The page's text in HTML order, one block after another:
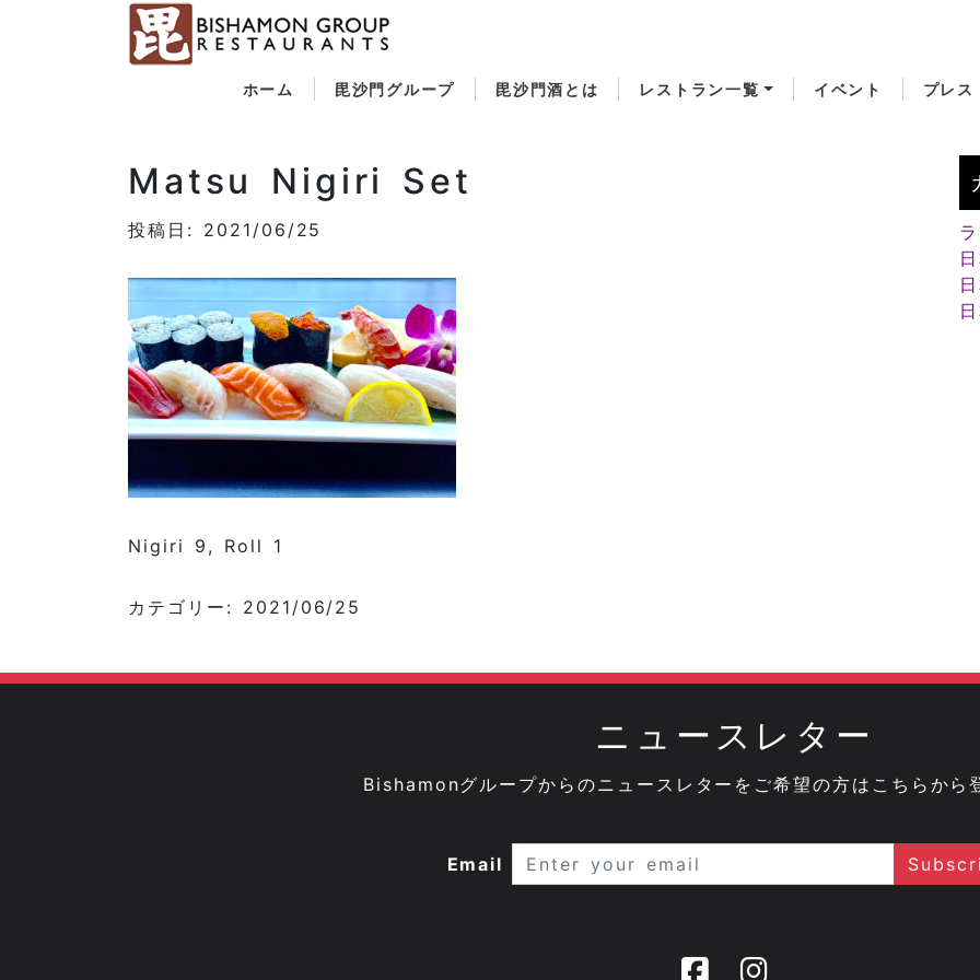
ホーム 毘沙門グループ 毘沙門酒とは レストラン一覧 イベント プレス
Matsu Nigiri Set
投稿日: 2021/06/25
Nigiri 9, Roll 1
カテゴリー: 2021/06/25
ニュースレター
Bishamonグループからのニュースレターをご希望の方はこちらから
Email